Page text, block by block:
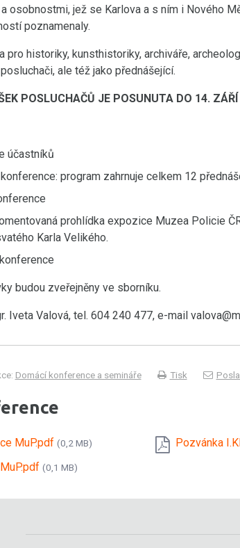
osobnostmi, jež se Karlova a s ním i Nového
poznamenaly.
pro historiky, kunsthistoriky, archiváře,
ale též jako přednášející.
POSLUCHAČŮ JE POSUNUTA DO 14.
účastníků
program zahrnuje celkem 12
prohlídka expozice Muzea Policie
Karla Velikého.
budou zveřejněny ve sborníku.
Iveta Valová, tel. 604 240 477, e-mail
Domácí konference a semináře Tisk
MuP.pdf (0,2 MB) Pozvánka
(0,1 MB)